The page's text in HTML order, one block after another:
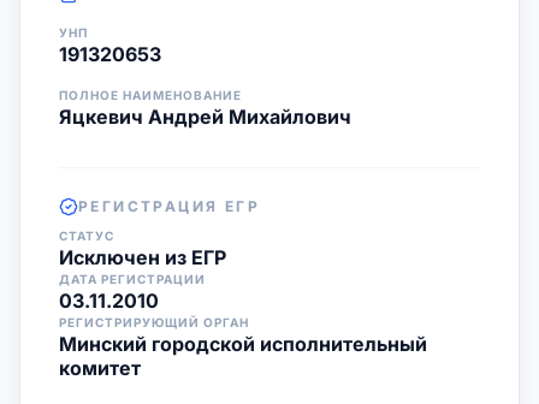
УНП
191320653
ПОЛНОЕ НАИМЕНОВАНИЕ
Яцкевич Андрей Михайлович
РЕГИСТРАЦИЯ ЕГР
СТАТУС
Исключен из ЕГР
ДАТА РЕГИСТРАЦИИ
03.11.2010
РЕГИСТРИРУЮЩИЙ ОРГАН
Минский городской исполнительный
комитет